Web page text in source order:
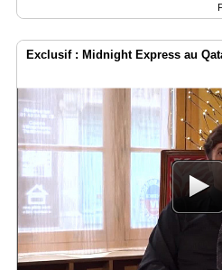
Exclusif : Midnight Express au